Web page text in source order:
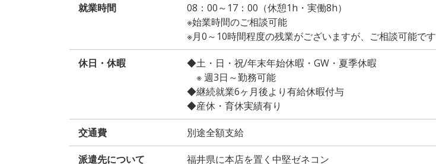
就業時間
08：00～17：00（休憩1h・実働8h）
※始業時間のご相談可能
※月0～10時間程度の残業がございますが、ご相談可能です
休日・休暇
◆土・日・祝/年末年始休暇・GW・夏季休暇
※ 週3日～勤務可能
◆継続就業6ヶ月後より有給休暇付与
◆産休・育休実績有り
交通費 別途全額支給
派遣先について
福井県に本店を置く中堅ゼネコン